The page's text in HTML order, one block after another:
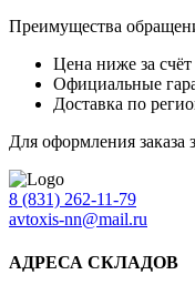
Преимущества
Цена ниже за
Официальные
Доставка по
Для оформления заказа
8 (831) 262-11-79
avtoxis-nn@mail.ru
АДРЕСА СКЛАДОВ